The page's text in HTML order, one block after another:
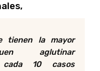
tienen la mayor
aglutinar
10 casos